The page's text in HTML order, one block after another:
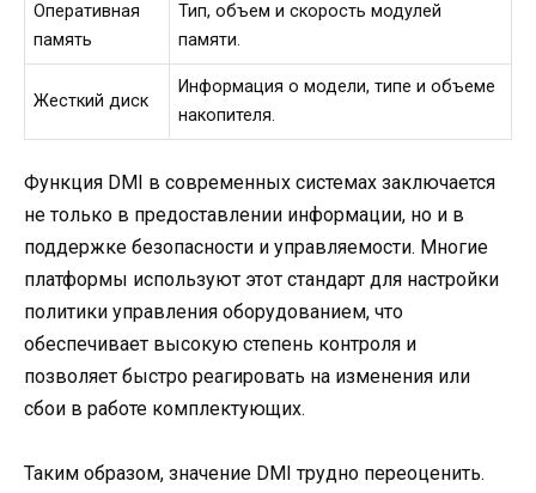
Оперативная
память
Тип, объем и скорость модулей
памяти.
Жесткий диск
Информация о модели, типе и объеме
накопителя.
Функция DMI в современных системах заключается
не только в предоставлении информации, но и в
поддержке безопасности и управляемости. Многие
платформы используют этот стандарт для настройки
политики управления оборудованием, что
обеспечивает высокую степень контроля и
позволяет быстро реагировать на изменения или
сбои в работе комплектующих.
Таким образом, значение DMI трудно переоценить.